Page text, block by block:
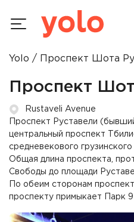
Yolo Проспект Шота
Проспект
Rustaveli Avenue
Проспект Руставели
центральный проспект
средневекового
Общая длина проспекта,
Свободы до площади
По обеим сторонам
проспекту примыкает Парк 9